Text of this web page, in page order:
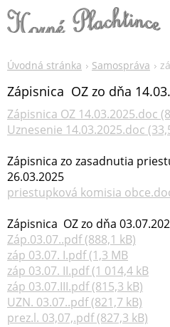
Úvodná stránka Samospráva
Zápisnica OZ zo dňa
Zápisnica OZ 14.03.2025.doc
Uznesenie 14.03.2025.doc
Zápisnica zo zasadnutia
26.03.2025
priestupková komisia
Zápisnica OZ zo dňa
Záp.03.07..pdf (888,1 kB)
záp 03.07. I.pdf (1,3 MB
záp 03.07. II.pdf (1 014,4 kB
záp 03.07.III.pdf (815,3 kB)
UZN. 03.07..pdf (821,7 kB)
prez.l. 03,07,.pdf (827,3 kB)